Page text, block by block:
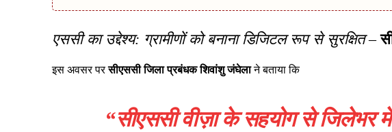
एससी का उद्देश्य: ग्रामीणों को बनाना डिजिटल रूप से सुरक्षित–
इस अवसर परसीएससी जिला प्रबंधक शिवांशु जंघेलाने बताया कि
“सीएससी वीज़ा के सहयोग से जिलेभर